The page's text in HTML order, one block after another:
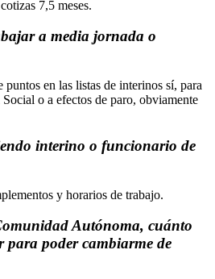
7,5 meses.
a media jornada o
puntos en las listas de interinos sí, para
o a efectos de paro, obviamente
interino o funcionario de
y horarios de trabajo.
Autónoma, cuánto
para poder cambiarme de